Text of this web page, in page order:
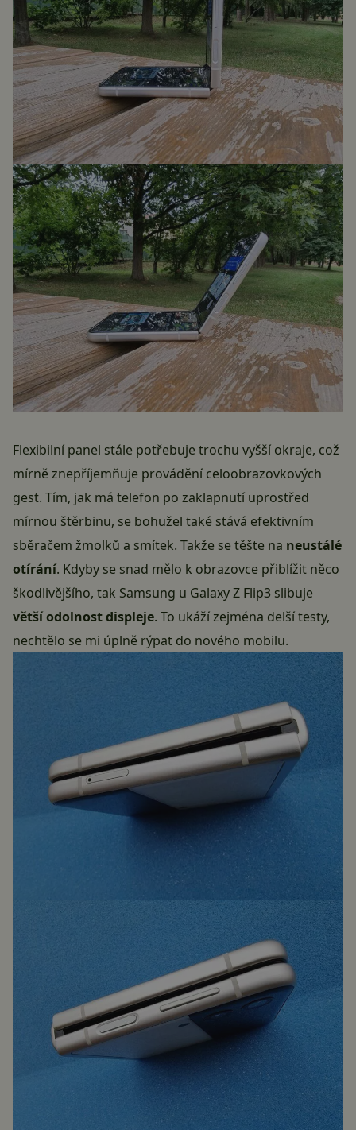
Flexibilní panel stále potřebuje trochu vyšší okraje, což
mírně znepříjemňuje provádění celoobrazovkových
gest. Tím, jak má telefon po zaklapnutí uprostřed
mírnou štěrbinu, se bohužel také stává efektivním
sběračem žmolků a smítek. Takže se těšte na neustálé
otírání. Kdyby se snad mělo k obrazovce přiblížit něco
škodlivějšího, tak Samsung u Galaxy Z Flip3 slibuje
větší odolnost displeje. To ukáží zejména delší testy,
nechtělo se mi úplně rýpat do nového mobilu.